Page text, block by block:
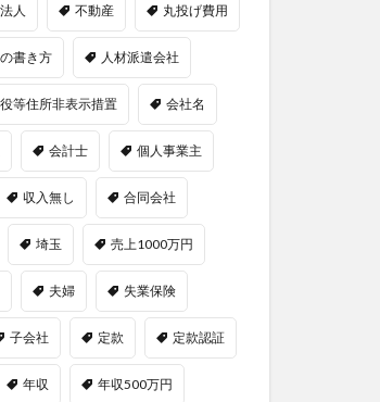
人 不動産 丸投げ費用
書き方 人材派遣会社
等住所非表示措置 会社名
会計士 個人事業主
収入無し 合同会社
埼玉 売上1000万円
夫婦 失業保険
子会社 定款 定款認証
年収 年収500万円